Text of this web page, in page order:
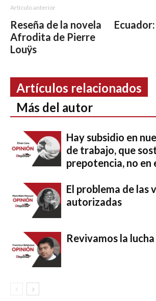
Artículo anterior
Reseña de la novela
Afrodita de Pierre
Louÿs
Artículos relacionados
Más del autor
Hay subsidio en
de trabajo, que
prepotencia, no en
El problema de las
autorizadas
Revivamos la